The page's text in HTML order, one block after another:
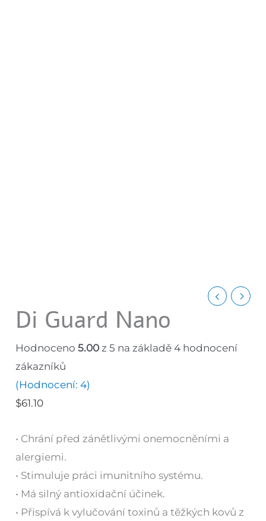
Di Guard Nano
Hodnoceno5.00 z 5 na základě4 hodnocení
zákazníků
(Hodnocení:4)
$61.10
• Chrání před zánětlivými onemocněními a
alergiemi.
• Stimuluje práci imunitního systému.
• Má silný antioxidační účinek.
• Přispívá k vylučování toxinů a těžkých kovů z